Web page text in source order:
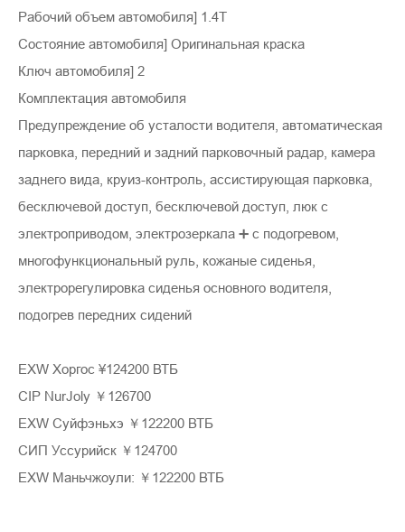
Рабочий объем автомобиля] 1.4T
Состояние автомобиля] Оригинальная краска
Ключ автомобиля] 2
Комплектация автомобиля
Предупреждение об усталости водителя, автоматическая
парковка, передний и задний парковочный радар, камера
заднего вида, круиз-контроль, ассистирующая парковка,
бесключевой доступ, бесключевой доступ, люк с
электроприводом, электрозеркала ➕ с подогревом,
многофункциональный руль, кожаные сиденья,
электрорегулировка сиденья основного водителя,
подогрев передних сидений
EXW Хоргос ¥124200 ВТБ
CIP NurJoly ￥126700
EXW Суйфэньхэ ￥122200 ВТБ
СИП Уссурийск ￥124700
EXW Маньчжоули: ￥122200 ВТБ